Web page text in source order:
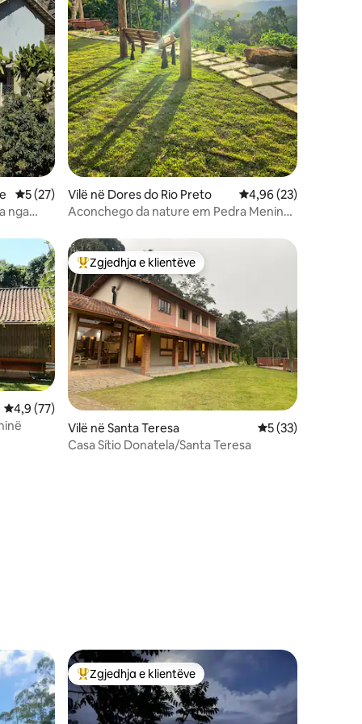
Vlerësimi mesatar 5 nga 5, 27 vlerësime
5 (27)
nga
Vilë në Dores do Rio Preto Vlerësimi mesatar
4,96 (23)
Aconchego da nature em Pedra Menina-
Vlerësimi mesatar 4,9 nga 5, 77 vlerësime
4,9 (77)
Më të mirat e zgjedhjeve të klientëve
Zgjedhja e klientëve
Vilë në Santa Teresa Vlerësimi mesatar
5 (33)
Casa Sítio Donatela/Santa Teresa
Më të mirat e zgjedhjeve të klientëve
Zgjedhja e klientëve